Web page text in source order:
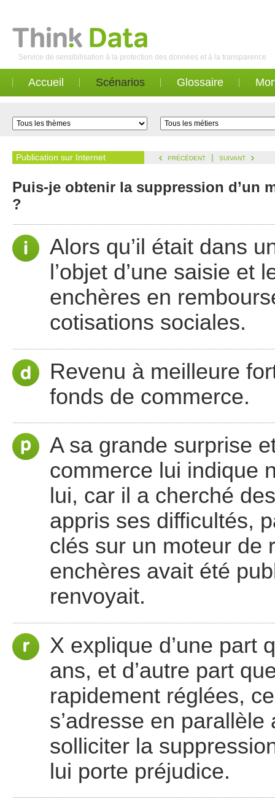
Service de sensibilisation à la protection des données et à la transparence
Accueil Scénarios Glossaire
Publication sur Internet PRÉCÉDENT | SUIVANT
Puis-je obtenir la suppression d’un
?
Alors qu’il était dans
l’objet d’une saisie
enchères en
cotisations sociales.
Revenu à meilleure
fonds de commerce.
A sa grande surprise
commerce lui indique
lui, car il a cherché
appris ses difficultés,
clés sur un moteur de
enchères avait été
renvoyait.
X explique d’une part
ans, et d’autre part
rapidement réglées,
s’adresse en
solliciter la
lui porte préjudice.